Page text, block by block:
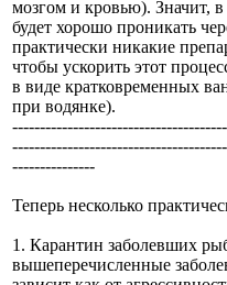
мозгом и кровью). Значит,
будет хорошо проникать
практически никакие
чтобы ускорить этот
в виде кратковременных
при водянке).
---------------
Теперь несколько
1. Карантин заболевших
вышеперечисленные